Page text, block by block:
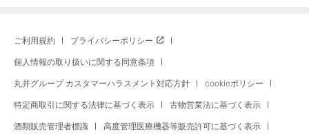
ご利用規約 プライバシーポリシー
個人情報の取り扱いに関する同意条項
丸井グループ カスタマーハラスメント対応方針 cookieポリシー
特定商取引に関する法律に基づく表示 古物営業法に基づく表示
酒類販売管理者標識 高度管理医療機器等販売許可に基づく表示